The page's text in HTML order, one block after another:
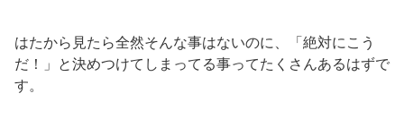
はたから見たら全然そんな事はないのに、「絶対にこう
だ！」と決めつけてしまってる事ってたくさんあるはずで
す。